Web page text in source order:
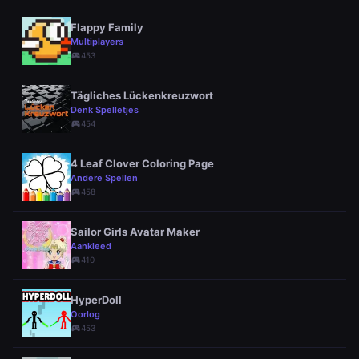
Flappy Family
Multiplayers
sports_esports453
Tägliches Lückenkreuzwort
Denk Spelletjes
sports_esports454
4 Leaf Clover Coloring Page
Andere Spellen
sports_esports458
Sailor Girls Avatar Maker
Aankleed
sports_esports410
HyperDoll
Oorlog
sports_esports453